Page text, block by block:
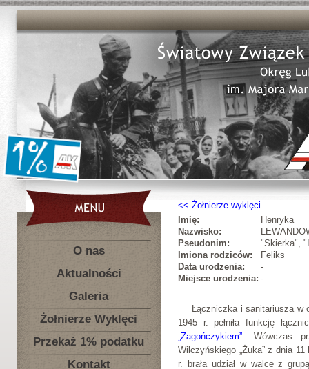
O nas
Aktualności
Galeria
Żołnierze Wyklęci
Przekaż 1% podatku
Kontakt
Żołnierze wyklęci
Imię:
Henryka
Nazwisko:
Pseudonim:
"Skierka",
Imiona rodziców:
Feliks
Data urodzenia:
-
Miejsce urodzenia: -
Łączniczka i sanitariusza w
1945 r. pełniła funkcję
„Zagończykiem”. Wówczas
Wilczyńskiego „Żuka” z dnia
r. brała udział w walce z